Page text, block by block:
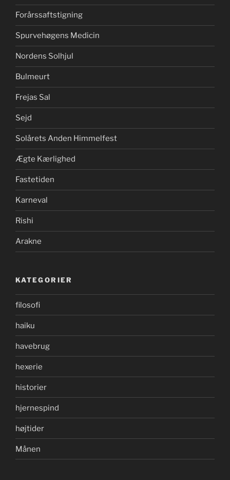
Forårssaftstigning
Spurvehøgens Medicin
Nordens Solhjul
Bulmeurt
Frejas Sal
Sejd
Solårets Anden Himmelfest
Ægte Kærlighed
Fastetiden
Karneval
Rishi
Arakne
KATEGORIER
filosofi
haiku
havebrug
hexerie
historier
hjernespind
højtider
Månen